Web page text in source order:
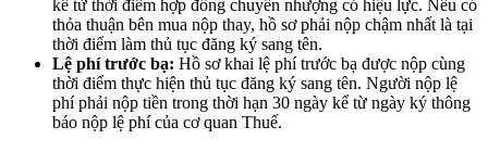
kể từ thời điểm hợp đồng chuyển nhượng có hiệu lực. Nếu có
thỏa thuận bên mua nộp thay, hồ sơ phải nộp chậm nhất là tại
thời điểm làm thủ tục đăng ký sang tên.
Lệ phí trước bạ: Hồ sơ khai lệ phí trước bạ được nộp cùng
thời điểm thực hiện thủ tục đăng ký sang tên. Người nộp lệ
phí phải nộp tiền trong thời hạn 30 ngày kể từ ngày ký thông
báo nộp lệ phí của cơ quan Thuế.